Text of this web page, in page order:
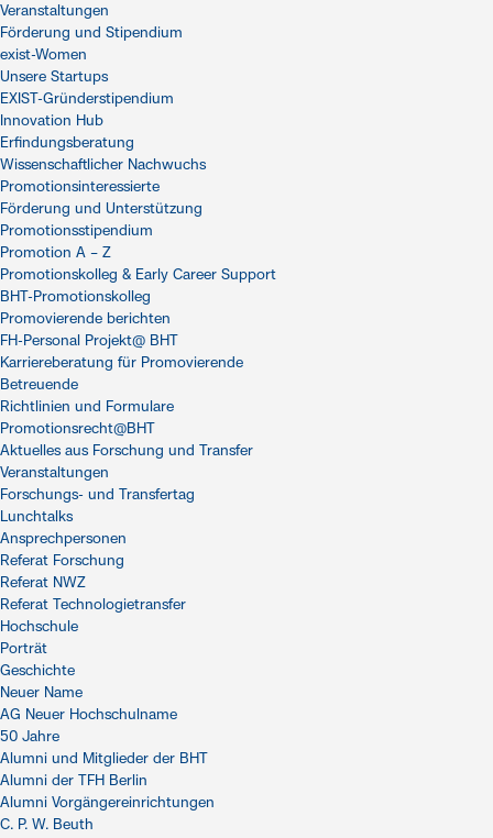
Veranstaltungen
Förderung und Stipendium
exist-Women
Unsere Startups
EXIST-Gründerstipendium
Innovation Hub
Erfindungsberatung
Wissenschaftlicher Nachwuchs
Promotionsinteressierte
Förderung und Unterstützung
Promotionsstipendium
Promotion A – Z
Promotionskolleg & Early Career Support
BHT-Promotionskolleg
Promovierende berichten
FH-Personal Projekt@ BHT
Karriereberatung für Promovierende
Betreuende
Richtlinien und Formulare
Promotionsrecht@BHT
Aktuelles aus Forschung und Transfer
Veranstaltungen
Forschungs- und Transfertag
Lunchtalks
Ansprechpersonen
Referat Forschung
Referat NWZ
Referat Technologietransfer
Hochschule
Porträt
Geschichte
Neuer Name
AG Neuer Hochschulname
50 Jahre
Alumni und Mitglieder der BHT
Alumni der TFH Berlin
Alumni Vorgängereinrichtungen
C. P. W. Beuth